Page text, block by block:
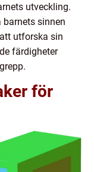
utveckling.
sinnen
utforska sin
färdigheter
för